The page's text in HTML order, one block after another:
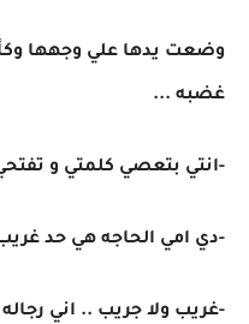
وضعت يدها علي وجهها
غضبه ...
-انتي بتعصي كلمتي و
-دي امي الحاجه هي حد
-غريب ولا جريب .. اني